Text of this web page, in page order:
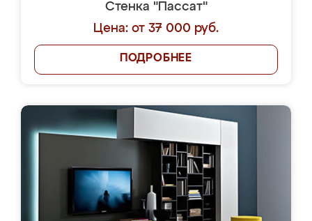
Стенка "Пассат"
Цена: от 37 000 руб.
ПОДРОБНЕЕ